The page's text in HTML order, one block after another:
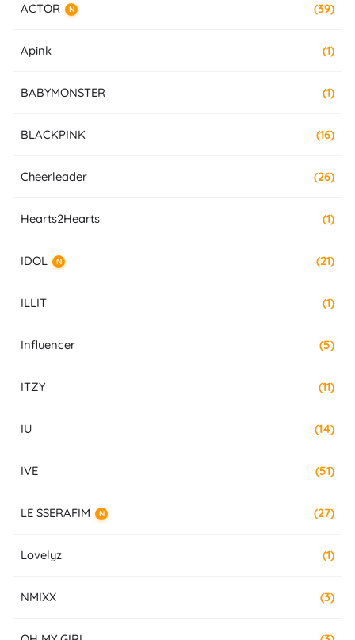
ACTOR N (39)
Apink (1)
BABYMONSTER (1)
BLACKPINK (16)
Cheerleader (26)
Hearts2Hearts (1)
IDOL N (21)
ILLIT (1)
Influencer (5)
ITZY (11)
IU (14)
IVE (51)
LE SSERAFIM N (27)
Lovelyz (1)
NMIXX (3)